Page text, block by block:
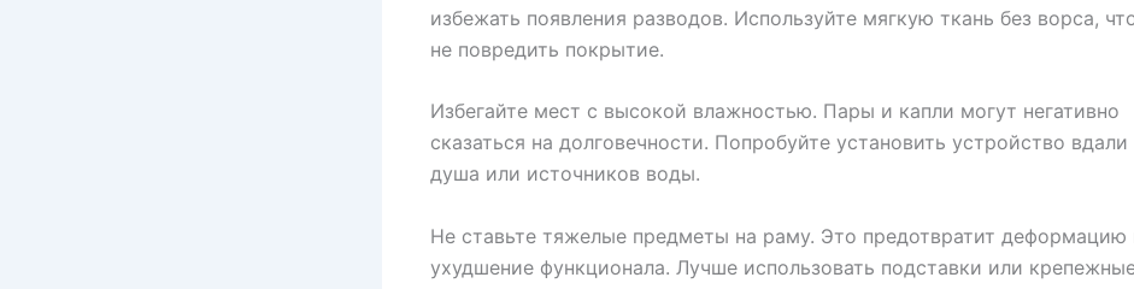
избежать появления разводов. Используйте мягкую ткань без ворса,
не повредить покрытие.
Избегайте мест с высокой влажностью. Пары и капли могут негативно
сказаться на долговечности. Попробуйте установить устройство вдали
душа или источников воды.
Не ставьте тяжелые предметы на раму. Это предотвратит деформацию
ухудшение функционала. Лучше использовать подставки или